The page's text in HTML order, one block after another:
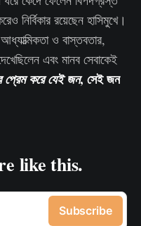
নির্বিকার রয়েছেন হাসিমুখে।
আধ্যাত্মিকতা ও বাস্তবতার,
এবং মানব সেবাকেই
প্রেম করে যেই জন, সেই জন
like this.
Subscribe